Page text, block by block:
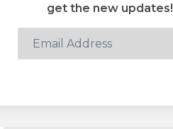
get the new updates!